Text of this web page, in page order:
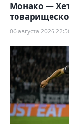
Монако —
06 августа 2026